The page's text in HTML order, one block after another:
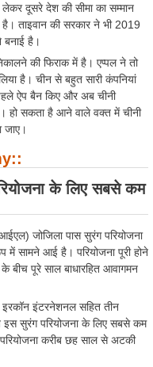
दूसरे देश की सीमा का सम्मान
है। ताइवान की सरकार ने भी 2019
बनाई है।
की फिराक में है। एप्पल ने तो
है। चीन से बहुत सारी कंपनियां
ऐप बैन किए और अब चीनी
हो सकता है आने वाले वक्त में चीनी
जाए।
के लिए सबसे कम
जोजिला पास सुरंग परियोजना
सामने आई है। परियोजना पूरी होने
बीच पूरे साल बाधारहित आवागमन
इरकॉन इंटरनेशनल सहित तीन
इस सुरंग परियोजना के लिए सबसे कम
करीब छह साल से अटकी